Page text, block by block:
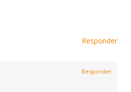
Responder
Responder